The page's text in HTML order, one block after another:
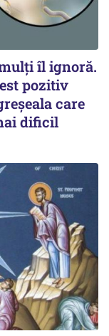
îl ignoră.
pozitiv
care
dificil